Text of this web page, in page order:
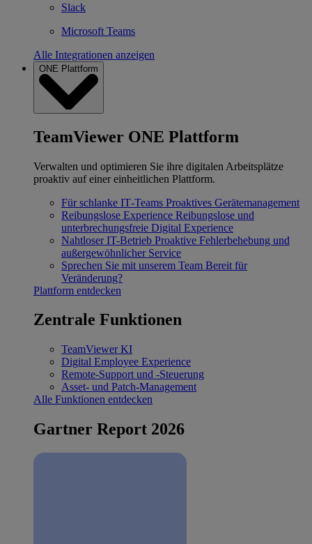
Slack
Microsoft Teams
Alle Integrationen anzeigen
ONE Plattform
TeamViewer ONE Plattform
Verwalten und optimieren Sie ihre digitalen Arbeitsplätze
proaktiv auf einer einheitlichen Plattform.
Für schlanke IT‐Teams Proaktives Gerätemanagement
Reibungslose Experience Reibungslose und
unterbrechungsfreie Digital Experience
Nahtloser IT-Betrieb Proaktive Fehlerbehebung und
außergewöhnlicher Service
Sprechen Sie mit unserem Team Bereit für
Veränderung?
Plattform entdecken
Zentrale Funktionen
TeamViewer KI
Digital Employee Experience
Remote-Support und -Steuerung
Asset- und Patch-Management
Alle Funktionen entdecken
Gartner Report 2026